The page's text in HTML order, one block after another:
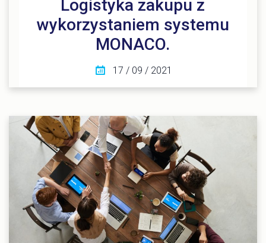
Logistyka zakupu z
wykorzystaniem systemu
MONACO.
17 / 09 / 2021